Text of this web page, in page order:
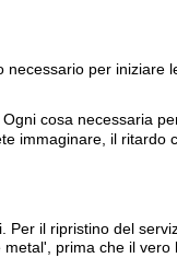
per iniziare
cosa necessaria
immaginare, il
il ripristino del
prima che il vero